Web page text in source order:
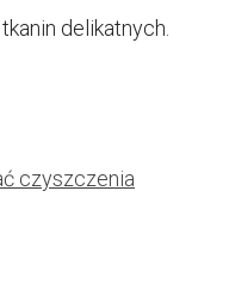
delikatnych.
czyszczenia